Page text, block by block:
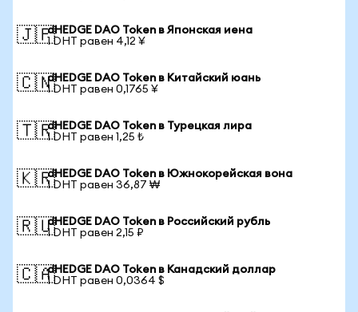
🇯🇵dHEDGE DAO Token в Японская иена
1 DHT равен 4,12 ¥
🇨🇳dHEDGE DAO Token в Китайский юань
1 DHT равен 0,1765 ¥
🇹🇷dHEDGE DAO Token в Турецкая лира
1 DHT равен 1,25 ₺
🇰🇷dHEDGE DAO Token в Южнокорейская вона
1 DHT равен 36,87 ₩
🇷🇺dHEDGE DAO Token в Российский рубль
1 DHT равен 2,15 ₽
🇨🇦dHEDGE DAO Token в Канадский доллар
1 DHT равен 0,0364 $